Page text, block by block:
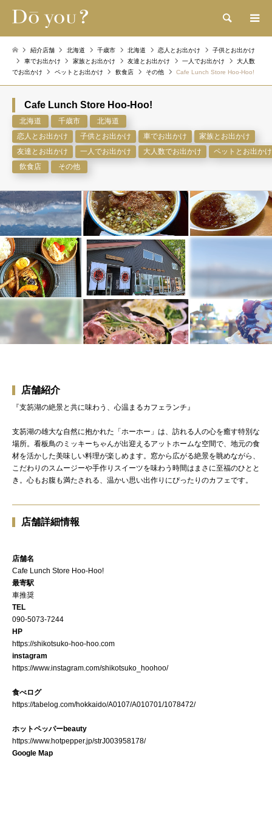
検索
紹介店舗 北海道 千歳市 北海道 恋人とお出かけ
子供とお出かけ
車でお出かけ
家族とお出かけ 友達とお出かけ 一人でお出かけ
大人数
でお出かけ
ペットとお出かけ 飲食店 その他 Cafe Lunch Store Hoo-Hoo!
Cafe Lunch Store Hoo-Hoo!
北海道 千歳市
北海道
恋人とお出かけ
子供とお出かけ 車でお出かけ
家族とお出かけ
友達とお出かけ
一人でお出かけ 大人数でお出かけ
ペットとお出かけ
飲食店
その他
店舗紹介
『支笏湖の絶景と共に味わう、心温まるカフェランチ』
支笏湖の雄大な自然に抱かれた「ホーホー」は、訪れる人の心を癒す特別な
場所。看板鳥のミッキーちゃんが出迎えるアットホームな空間で、地元の食
材を活かした美味しい料理が楽しめます。窓から広がる絶景を眺めながら、
こだわりのスムージーや手作りスイーツを味わう時間はまさに至福のひとと
き。心もお腹も満たされる、温かい思い出作りにぴったりのカフェです。
店舗詳細情報
店舗名
Cafe Lunch Store Hoo-Hoo!
最寄駅
車推奨
TEL
090-5073-7244
HP
https://shikotsuko-hoo-hoo.com
instagram
https://www.instagram.com/shikotsuko_hoohoo/
食べログ
https://tabelog.com/hokkaido/A0107/A010701/1078472/
ホットペッパーbeauty
https://www.hotpepper.jp/strJ003958178/
Google Map